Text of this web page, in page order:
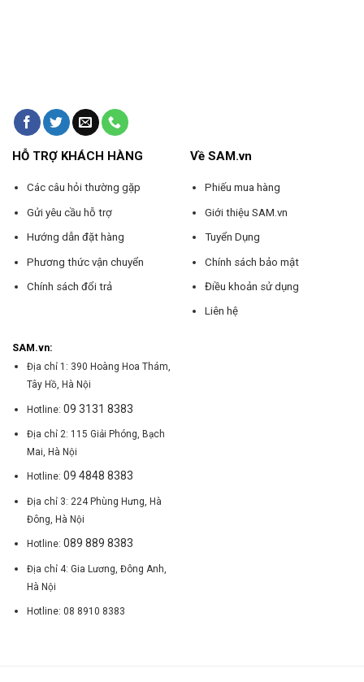
HỖ TRỢ KHÁCH HÀNG
Các câu hỏi thường gặp
Gửi yêu cầu hỗ trợ
Hướng dẫn đặt hàng
Phương thức vận chuyển
Chính sách đổi trả
Về SAM.vn
Phiếu mua hàng
Giới thiệu SAM.vn
Tuyển Dụng
Chính sách bảo mật
Điều khoản sử dụng
Liên hệ
SAM.vn:
Địa chỉ 1: 390 Hoàng Hoa Thám,
Tây Hồ, Hà Nội
Hotline: 09 3131 8383
Địa chỉ 2: 115 Giải Phóng, Bạch
Mai, Hà Nội
Hotline: 09 4848 8383
Địa chỉ 3: 224 Phùng Hưng, Hà
Đông, Hà Nội
Hotline: 089 889 8383
Địa chỉ 4: Gia Lương, Đông Anh,
Hà Nội
Hotline: 08 8910 8383